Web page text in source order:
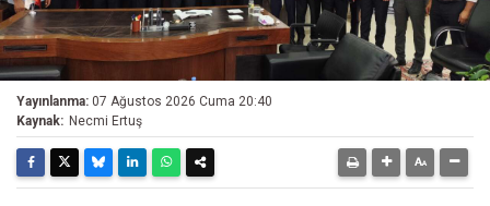
Yayınlanma: 07 Ağustos 2026 Cuma 20:40
Kaynak: Necmi Ertuş